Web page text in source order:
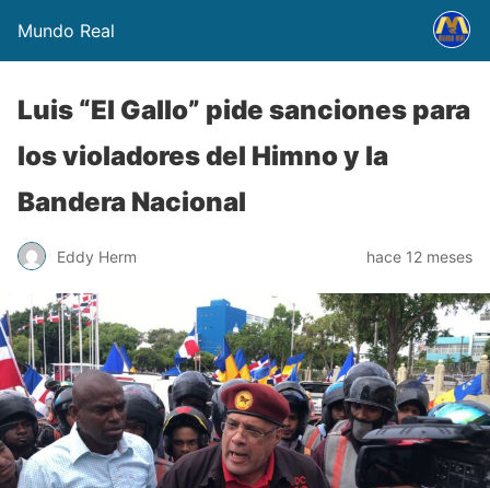
Mundo Real
Luis “El Gallo” pide sanciones para
los violadores del Himno y la
Bandera Nacional
Eddy Herm hace 12 meses